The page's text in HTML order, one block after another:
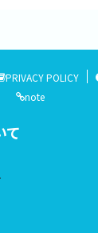
PRIVACY POLICY
note
て